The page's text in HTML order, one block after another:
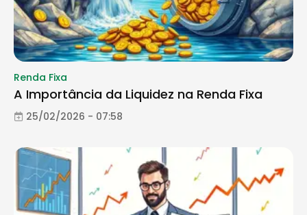
Renda Fixa
A Importância da Liquidez na Renda Fixa
25/02/2026 - 07:58